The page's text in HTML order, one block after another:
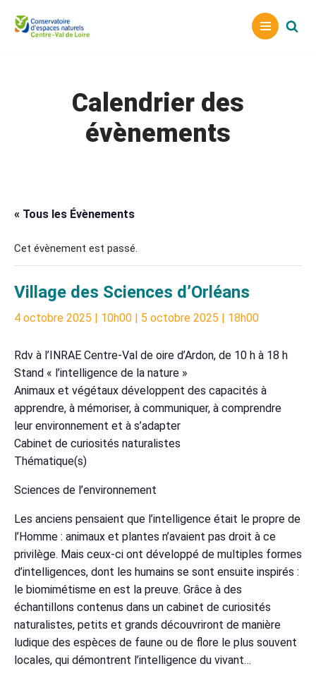
Aller
Calendrier des
évènements
« Tous les Évènements
Cet évènement est passé.
Village des Sciences d’Orléans
4 octobre 2025 | 10h00 | 5 octobre 2025 | 18h00
Rdv à l’INRAE Centre-Val de oire d’Ardon, de 10 h à 18 h
Stand « l’intelligence de la nature »
Animaux et végétaux développent des capacités à
apprendre, à mémoriser, à communiquer, à comprendre
leur environnement et à s’adapter
Cabinet de curiosités naturalistes
Thématique(s)
Sciences de l’environnement
Les anciens pensaient que l’intelligence était le propre de
l’Homme : animaux et plantes n’avaient pas droit à ce
privilège. Mais ceux-ci ont développé de multiples formes
d’intelligences, dont les humains se sont ensuite inspirés :
le biomimétisme en est la preuve. Grâce à des
échantillons contenus dans un cabinet de curiosités
naturalistes, petits et grands découvriront de manière
ludique des espèces de faune ou de flore le plus souvent
locales, qui démontrent l’intelligence du vivant…